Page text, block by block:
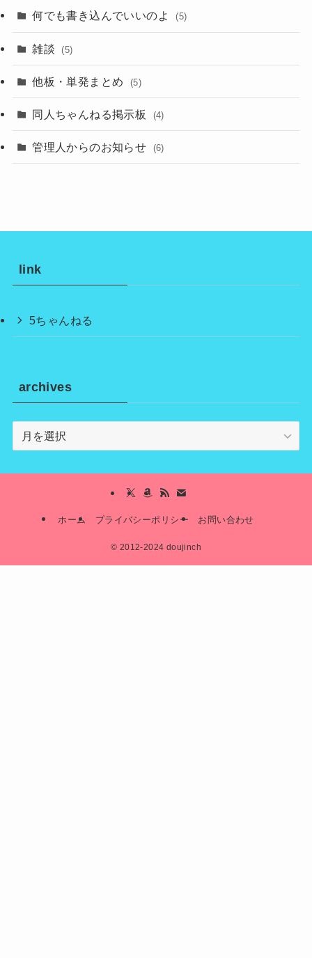
何でも書き込んでいいのよ (5)
雑談 (5)
他板・単発まとめ (5)
同人ちゃんねる掲示板 (4)
管理人からのお知らせ (6)
link
5ちゃんねる
archives
archives
ホーム プライバシーポリシー お問い合わせ
© 2012-2024 doujinch